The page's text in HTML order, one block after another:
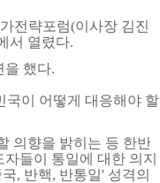
전략포럼(이사장 김진
서 열렸다.
을 했다.
국이 어떻게 대응해야 할
의향을 밝히는 등 한반
들이 통일에 대한 의지
, 반핵, 반통일' 성격의